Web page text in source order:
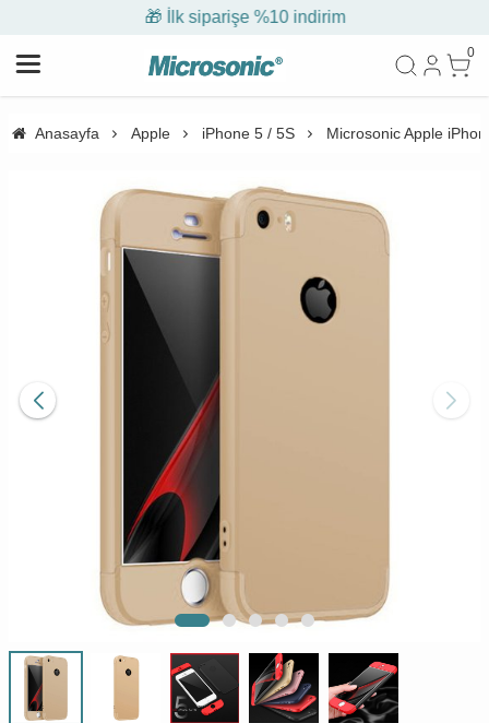
🎁 İlk siparişe %10 indirim
0
Anasayfa Apple iPhone 5 / 5S Microsonic Apple